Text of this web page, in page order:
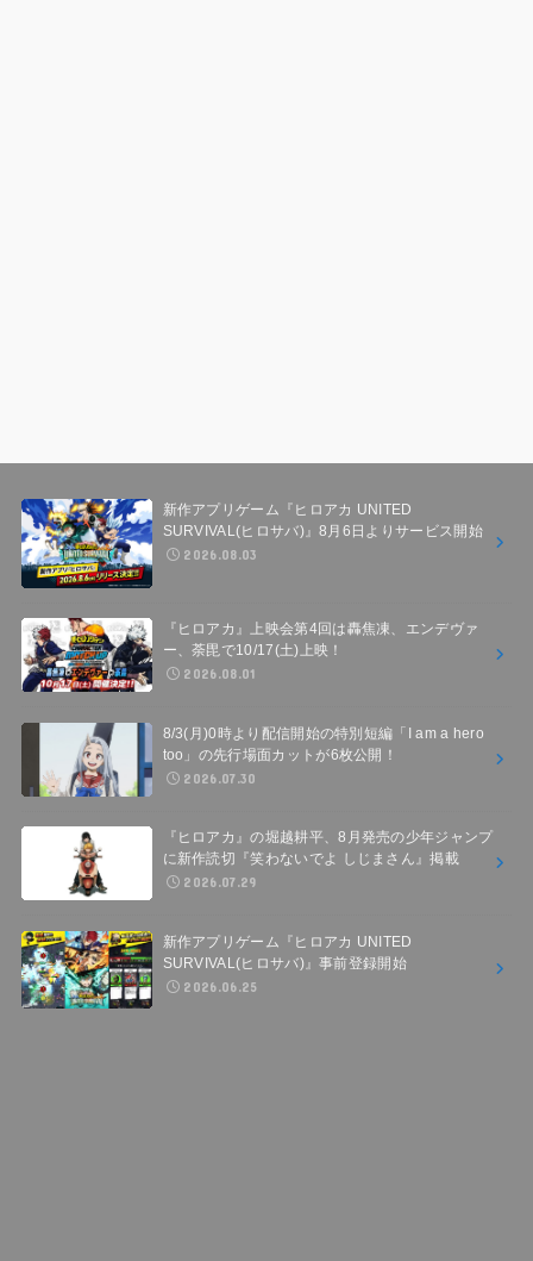
新作アプリゲーム『ヒロアカ UNITED
SURVIVAL(ヒロサバ)』8月6日よりサービス開始
2026.08.03
『ヒロアカ』上映会第4回は轟焦凍、エンデヴァ
ー、荼毘で10/17(土)上映！
2026.08.01
8/3(月)0時より配信開始の特別短編「I am a hero
too」の先行場面カットが6枚公開！
2026.07.30
『ヒロアカ』の堀越耕平、8月発売の少年ジャンプ
に新作読切『笑わないでよ しじまさん』掲載
2026.07.29
新作アプリゲーム『ヒロアカ UNITED
SURVIVAL(ヒロサバ)』事前登録開始
2026.06.25